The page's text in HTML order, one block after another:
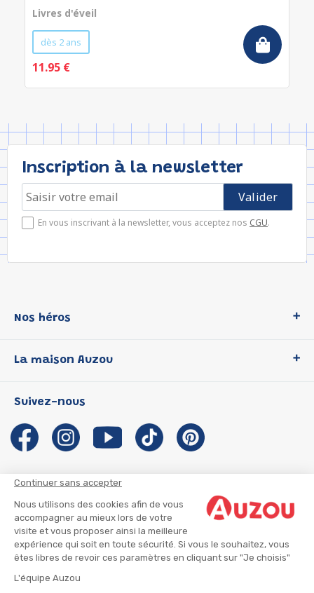
Continuer sans accepter
Nous utilisons des cookies afin de vous
accompagner au mieux lors de votre
visite et vous proposer ainsi la meilleure
expérience qui soit en toute sécurité. Si vous le souhaitez, vous
êtes libres de revoir ces paramètres en cliquant sur "Je choisis"
L'équipe Auzou
Livres d'éveil
dès 2 ans
11.95 €
Inscription à la newsletter
En vous inscrivant à la newsletter, vous acceptez nos CGU.
Nos héros
P'tit Loup
Les Influenceuses
Migali
Petite Taupe
La maison Auzou
Notre histoire
Auzou s'engage
Auteurs et illustrateurs Auzou
Suivre mon colis
Infos consommateur
Suivez-nous
CGU
CGV
Mentions légales